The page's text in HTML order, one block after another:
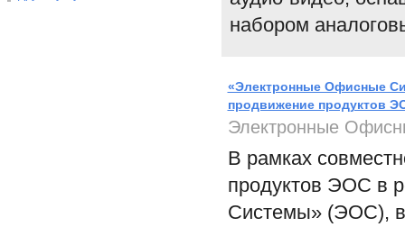
набором
«Электронные Офисные
продвижение продуктов
Электронные
В рамках
продуктов ЭОС в
Системы» (ЭОС),